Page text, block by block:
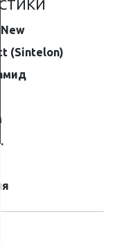
New
(Sintelon)